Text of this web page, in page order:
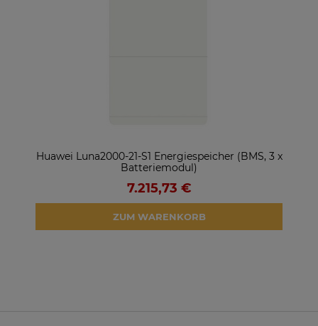
Huawei Luna2000-21-S1 Energiespeicher (BMS, 3 x
Batteriemodul)
7.215,73 €
ZUM WARENKORB